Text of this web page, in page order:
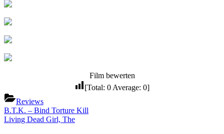
Film bewerten
[Total: 0 Average: 0]
Reviews
Beitragsnavigation
Previous
Post:
B.T.K. – Bind Torture Kill
Next
Living Dead Girl, The